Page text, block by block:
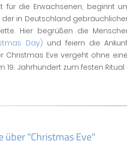
für die Erwachsenen, beginnt
in Deutschland
Hier begrüßen die
Day) und feiern die
Christmas Eve vergeht ohne
19. Jahrhundert zum festen
"Christmas Eve"